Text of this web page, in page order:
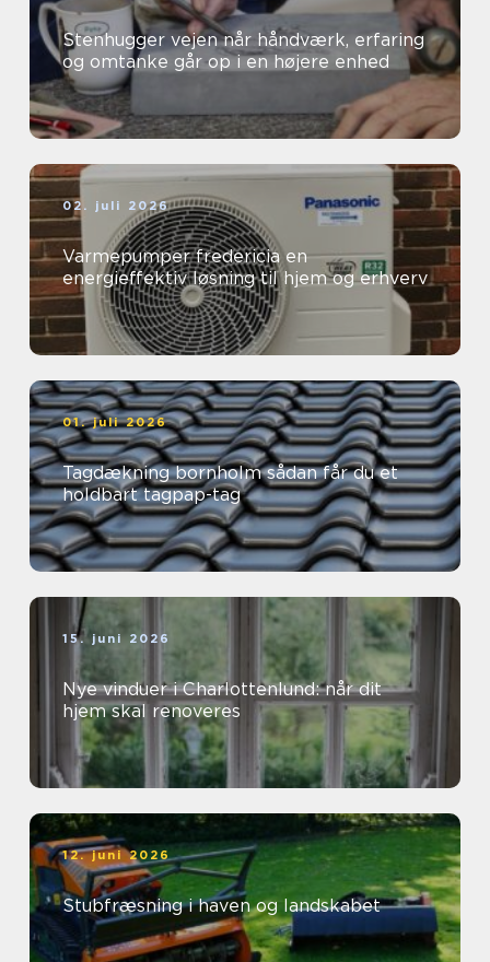
Stenhugger vejen når håndværk, erfaring
og omtanke går op i en højere enhed
02. juli 2026
Varmepumper fredericia en
energieffektiv løsning til hjem og erhverv
01. juli 2026
Tagdækning bornholm sådan får du et
holdbart tagpap-tag
15. juni 2026
Nye vinduer i Charlottenlund: når dit
hjem skal renoveres
12. juni 2026
Stubfræsning i haven og landskabet